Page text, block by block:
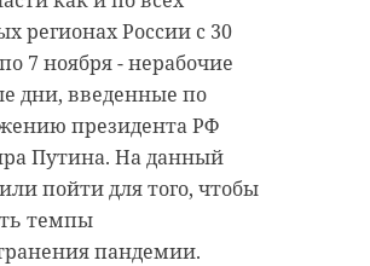
регионах России с 30
7 ноября - нерабочие
дни, введенные по
президента РФ
Путина. На данный
пойти для того, чтобы
темпы
пандемии.
КАД будут
часть воздушной
ВЛ-6 кВ. В
участок между
и Мурманским шоссе
перекроют для проезда
сообщили в среду, 3
пресс-службе ФКУ
региона в акции
лес" принесло области
новых
Лесовосстановление
территории всех 19
По итогу объем
в регионе составил